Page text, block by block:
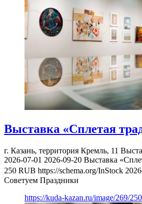
Выставка «Сплетая
г. Казань, территория Кремль, 11
2026-07-01 2026-09-20 Выставка
250 RUB https://schema.org/InStock
Советуем Праздники
https://kuda-kazan.ru/image/269/